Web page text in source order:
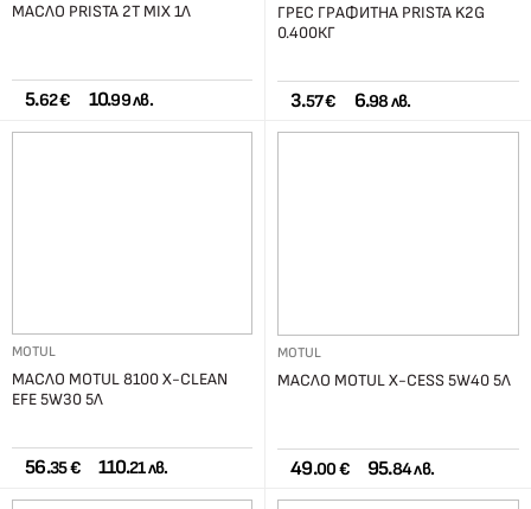
МАСЛО PRISTA 2T MIX 1Л
5.62 € 10.99 лв.
ГРЕС ГРАФИТНА PRISTA K2G
0.400КГ
3.57 € 6.98 лв.
MOTUL
МАСЛО MOTUL 8100 X-CLEAN
EFE 5W30 5Л
56.35 € 110.21 лв.
MOTUL
МАСЛО MOTUL X-CESS 5W40 5Л
49.00 € 95.84 лв.